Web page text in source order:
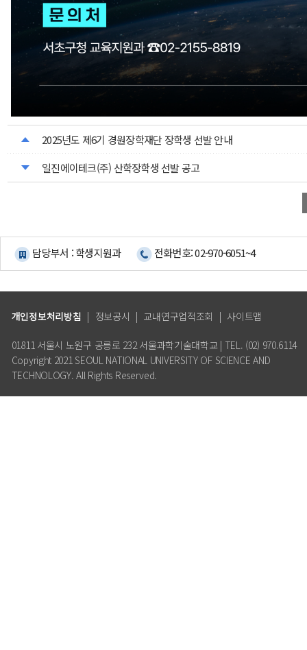
2025년도 제6기 경원장학재단 장학생 선발 안내
일진에이테크(주) 산학장학생 선발 공고
담당부서 : 학생지원과 전화번호: 02-970-6051~4
개인정보처리방침 | 정보공시 | 교내연구업적조회 | 사이트맵
01811 서울시 노원구 공릉로 232 서울과학기술대학교 | TEL. (02) 970.6114
Copyright 2021 SEOUL NATIONAL UNIVERSITY OF SCIENCE AND
TECHNOLOGY. All Rights Reserved.